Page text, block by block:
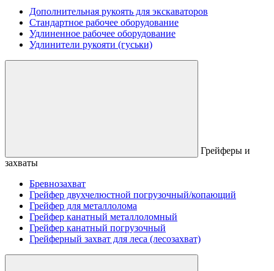
Дополнительная рукоять для экскаваторов
Стандартное рабочее оборудование
Удлиненное рабочее оборудование
Удлинители рукояти (гуськи)
Грейферы и
захваты
Бревнозахват
Грейфер двухчелюстной погрузочный/копающий
Грейфер для металлолома
Грейфер канатный металлоломный
Грейфер канатный погрузочный
Грейферный захват для леса (лесозахват)